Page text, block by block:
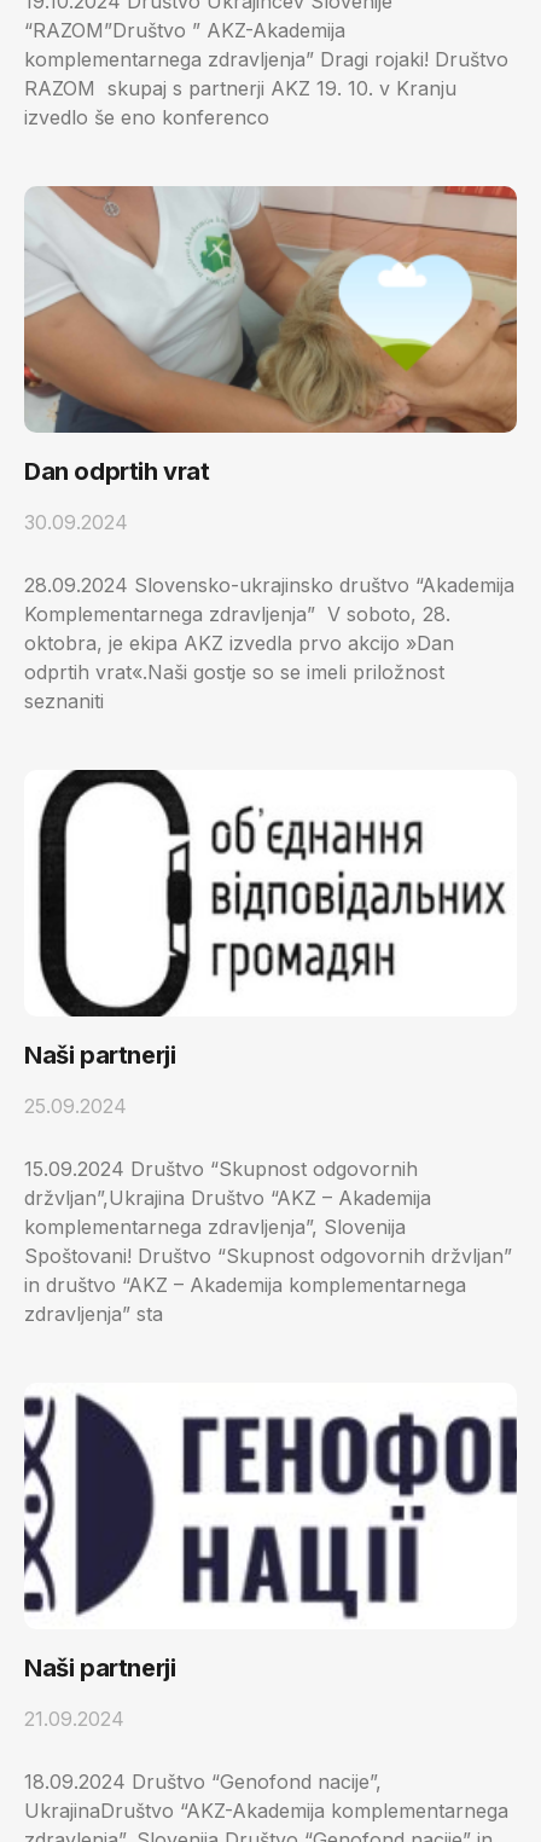
“RAZOM”Društvo ” AKZ-Akademija
komplementarnega zdravljenja” Dragi rojaki! Društvo
RAZOM skupaj s partnerji AKZ 19. 10. v Kranju
izvedlo še eno konferenco
Dan odprtih vrat
30.09.2024
28.09.2024 Slovensko-ukrajinsko društvo “Akademija
Komplementarnega zdravljenja” V soboto, 28.
oktobra, je ekipa AKZ izvedla prvo akcijo »Dan
odprtih vrat«.Naši gostje so se imeli priložnost
seznaniti
Naši partnerji
25.09.2024
15.09.2024 Društvo “Skupnost odgovornih
držvljan”,Ukrajina Društvo “AKZ – Akademija
komplementarnega zdravljenja”, Slovenija
Spoštovani! Društvo “Skupnost odgovornih držvljan”
in društvo “AKZ – Akademija komplementarnega
zdravljenja” sta
Naši partnerji
21.09.2024
18.09.2024 Društvo “Genofond nacije”,
UkrajinaDruštvo “AKZ-Akademija komplementarnega